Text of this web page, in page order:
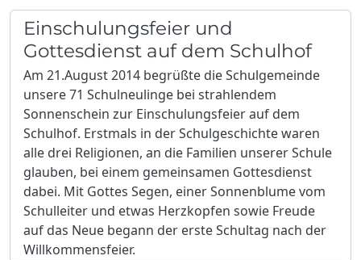
Einschulungsfeier und
Gottesdienst auf dem Schulhof
Am 21.August 2014 begrüßte die Schulgemeinde
unsere 71 Schulneulinge bei strahlendem
Sonnenschein zur Einschulungsfeier auf dem
Schulhof. Erstmals in der Schulgeschichte waren
alle drei Religionen, an die Familien unserer Schule
glauben, bei einem gemeinsamen Gottesdienst
dabei. Mit Gottes Segen, einer Sonnenblume vom
Schulleiter und etwas Herzkopfen sowie Freude
auf das Neue begann der erste Schultag nach der
Willkommensfeier.